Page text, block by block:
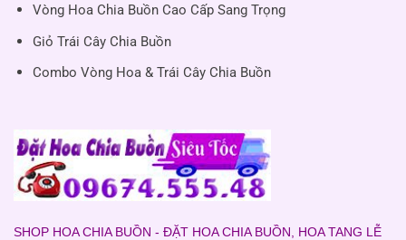
Vòng Hoa Chia Buồn Cao Cấp Sang Trọng
Giỏ Trái Cây Chia Buồn
Combo Vòng Hoa & Trái Cây Chia Buồn
SHOP HOA CHIA BUỒN - ĐẶT HOA CHIA BUỒN, HOA TANG LỄ